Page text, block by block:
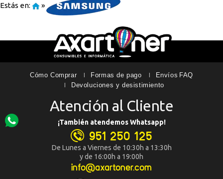
Estás en: »
Cómo Comprar Formas de pago Envíos FAQ
Devoluciones y desistimiento
Atención al Cliente
¡También atendemos Whatsapp!
951 250 125
De Lunes a Viernes de 10:30h a 13:30h
y de 16:00h a 19:00h
info@axartoner.com